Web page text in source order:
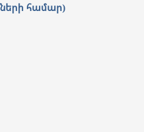
համար)